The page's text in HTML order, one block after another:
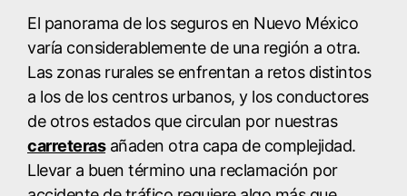
El panorama de los seguros en Nuevo México
varía considerablemente de una región a otra.
Las zonas rurales se enfrentan a retos distintos
a los de los centros urbanos, y los conductores
de otros estados que circulan por nuestras
carreterasañaden otra capa de complejidad.
Llevar a buen término una reclamación por